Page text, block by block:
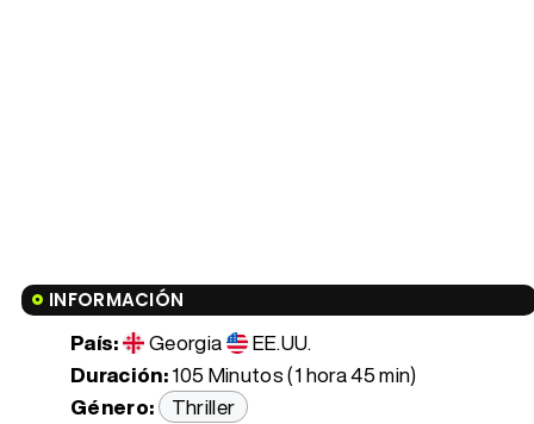
INFORMACIÓN
País: Georgia
EE.UU.
Duración:105 Minutos (1 hora 45 min)
Género:
Thriller